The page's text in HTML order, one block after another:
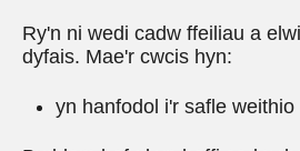
Ry'n ni wedi cadw ffeiliau a
dyfais. Mae'r cwcis hyn:
yn hanfodol i'r safle weithio